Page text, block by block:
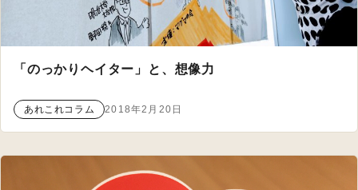
「のっかりヘイター」と、想像力
あれこれコラム 2018年2月20日